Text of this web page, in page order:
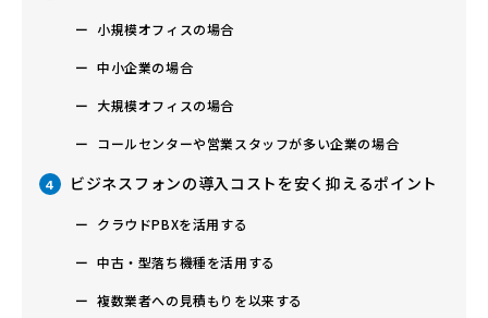
小規模オフィスの場合
中小企業の場合
大規模オフィスの場合
コールセンターや営業スタッフが多い企業の場合
4 ビジネスフォンの導入コストを安く抑えるポイント
クラウドPBXを活用する
中古・型落ち機種を活用する
複数業者への見積もりを以来する